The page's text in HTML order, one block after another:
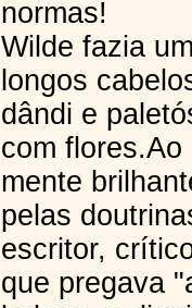
normas!
Wilde fazia
longos
dândi e
com
mente
pelas
escritor,
que pregava